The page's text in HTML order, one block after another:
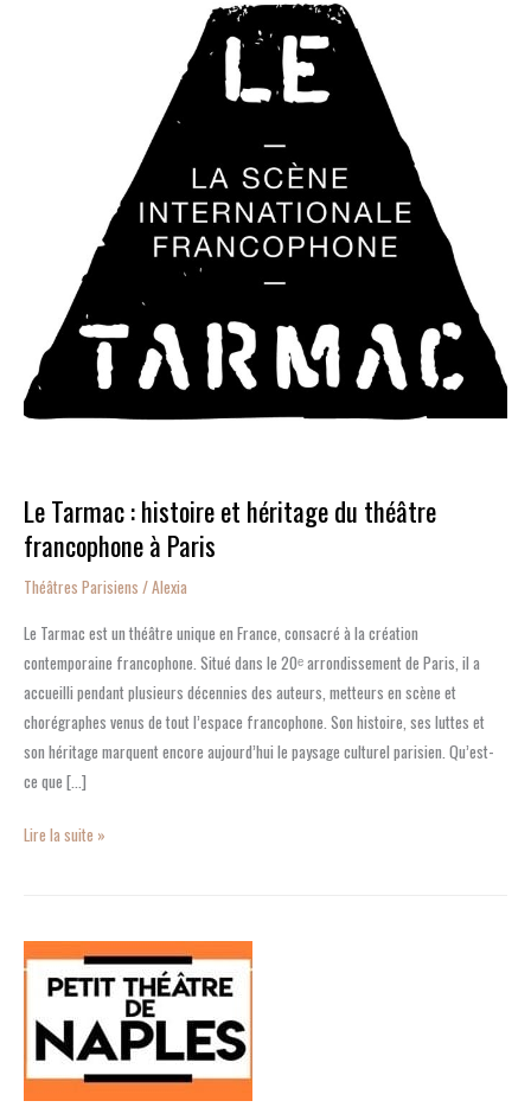
Le Tarmac : histoire et héritage du théâtre
francophone à Paris
Théâtres Parisiens /Alexia
Le Tarmac est un théâtre unique en France, consacré à la création
contemporaine francophone. Situé dans le 20ᵉ arrondissement de Paris, il a
accueilli pendant plusieurs décennies des auteurs, metteurs en scène et
chorégraphes venus de tout l’espace francophone. Son histoire, ses luttes et
son héritage marquent encore aujourd’hui le paysage culturel parisien. Qu’est-
ce que […]
Lire la suite »
Le
Petit
Théâtre
de
Naples